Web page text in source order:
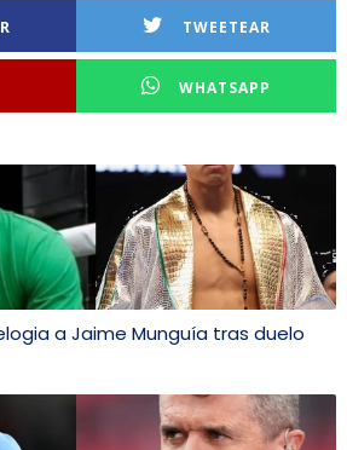
TWEETEAR
WHATSAPP
a Jaime Munguía tras duelo